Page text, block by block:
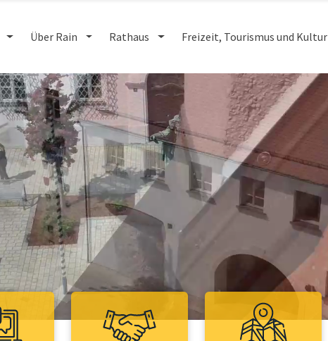
Über Rain Rathaus Freizeit, Tourismus und Kultur